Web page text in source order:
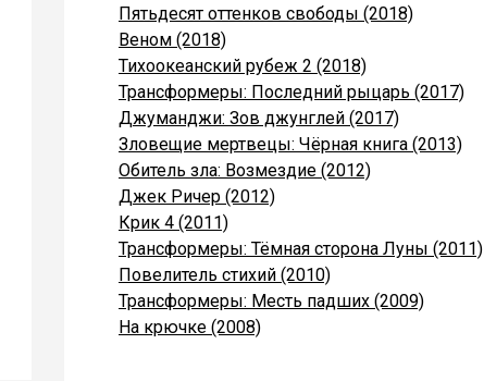
Пятьдесят оттенков свободы (2018)
Веном (2018)
Тихоокеанский рубеж 2 (2018)
Трансформеры: Последний рыцарь (2017)
Джуманджи: Зов джунглей (2017)
Зловещие мертвецы: Чёрная книга (2013)
Обитель зла: Возмездие (2012)
Джек Ричер (2012)
Крик 4 (2011)
Трансформеры: Тёмная сторона Луны (2011)
Повелитель стихий (2010)
Трансформеры: Месть падших (2009)
На крючке (2008)